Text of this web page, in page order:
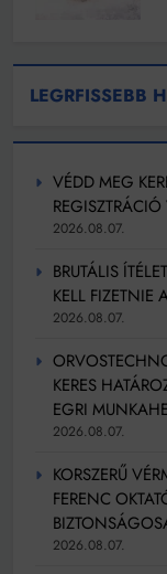
LEGRFISSEBB
VÉDD MEG
2026.08.07.
BRUTÁLIS
KELL FIZETNIE
2026.08.07.
KERES
EGRI
2026.08.07.
KORSZERŰ
FERENC
2026.08.07.